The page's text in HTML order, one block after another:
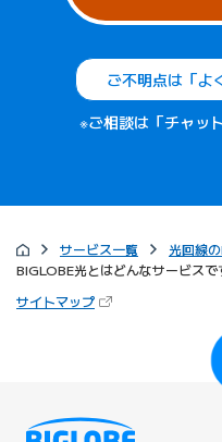
ご不明点は「よ
※ご相談は「チャッ
サービス一覧 光回線
BIGLOBE光とはどんなサービスで
サイトマップ（新しいタブで開きま